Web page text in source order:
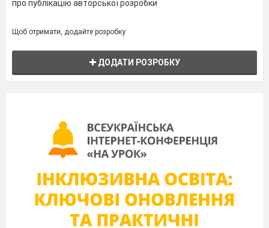
про публікацію авторської розробки
Щоб отримати, додайте розробку
ДОДАТИ РОЗРОБКУ